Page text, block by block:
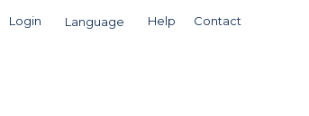
Login Language Help Contact